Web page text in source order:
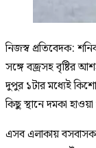
নিজস্ব প্রতিবেদক:
সঙ্গে বজ্রসহ বৃষ্টির
দুপুর ১টার মধ্যেই
কিছু স্থানে দমকা
এসব এলাকায়